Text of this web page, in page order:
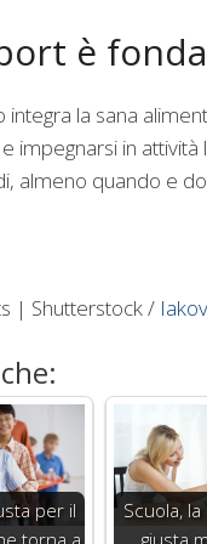
è
integra la sana
impegnarsi in
almeno quando e
| Shutterstock /
per il
torna a
Scuola,
giusta